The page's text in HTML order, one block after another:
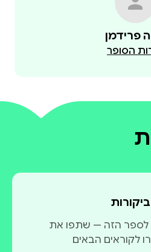
פרידמן
הסופר
5
לספר הזה — שתפו את
לקוראים הבאים